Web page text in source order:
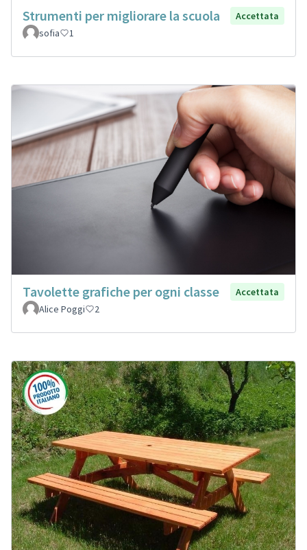
Strumenti per migliorare la scuola
Accettata
sofia
1
Tavolette grafiche per ogni classe
Accettata
Alice Poggi
2